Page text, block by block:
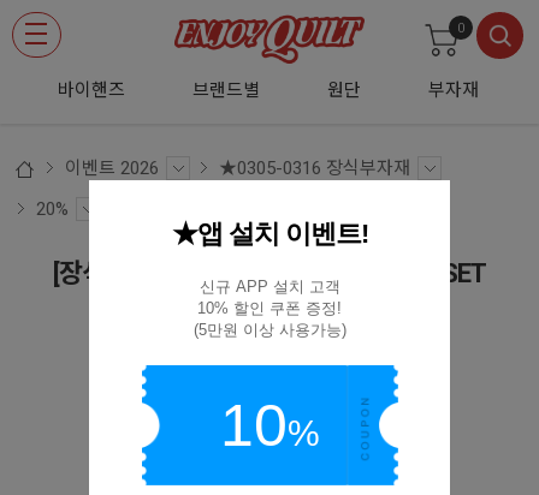
바이핸즈 브랜드별 원단 부자재
0
이벤트 2026
★0305-0316 장식부자재
20%
[장식부자재] 나무단추 2구(SS) 10개 1SET
set-10개 8mm
★앱 설치 이벤트!
신규 APP 설치 고객
10% 할인 쿠폰 증정!
(5만원 이상 사용가능)
10%